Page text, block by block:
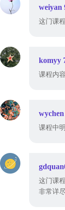
weiyan
这门课
komyy
课程内
wychen
课程中
这门课
非常详